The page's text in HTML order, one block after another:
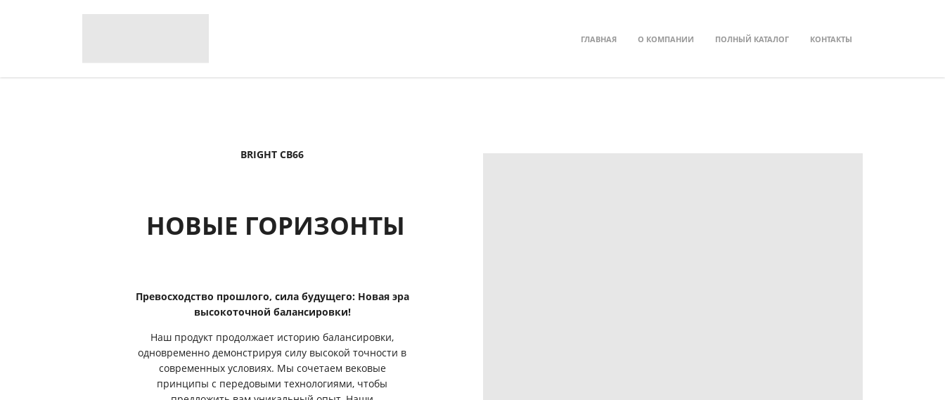
ГЛАВНАЯ О КОМПАНИИ ПОЛНЫЙ КАТАЛОГ КОНТАКТЫ
BRIGHT CB66
НОВЫЕ ГОРИЗОНТЫ
Превосходство прошлого, сила будущего: Новая эра
высокоточной балансировки!
Наш продукт продолжает историю балансировки,
одновременно демонстрируя силу высокой точности в
современных условиях. Мы сочетаем вековые
принципы с передовыми технологиями, чтобы